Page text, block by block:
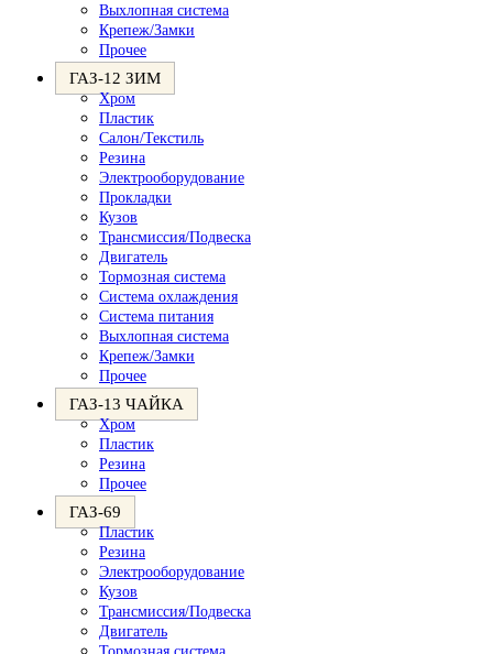
Выхлопная система
Крепеж/Замки
Прочее
ГАЗ-12 ЗИМ
Хром
Пластик
Салон/Текстиль
Резина
Электрооборудование
Прокладки
Кузов
Трансмиссия/Подвеска
Двигатель
Тормозная система
Система охлаждения
Система питания
Выхлопная система
Крепеж/Замки
Прочее
ГАЗ-13 ЧАЙКА
Хром
Пластик
Резина
Прочее
ГАЗ-69
Пластик
Резина
Электрооборудование
Кузов
Трансмиссия/Подвеска
Двигатель